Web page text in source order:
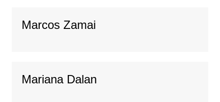
Marcos Zamai
Mariana Dalan